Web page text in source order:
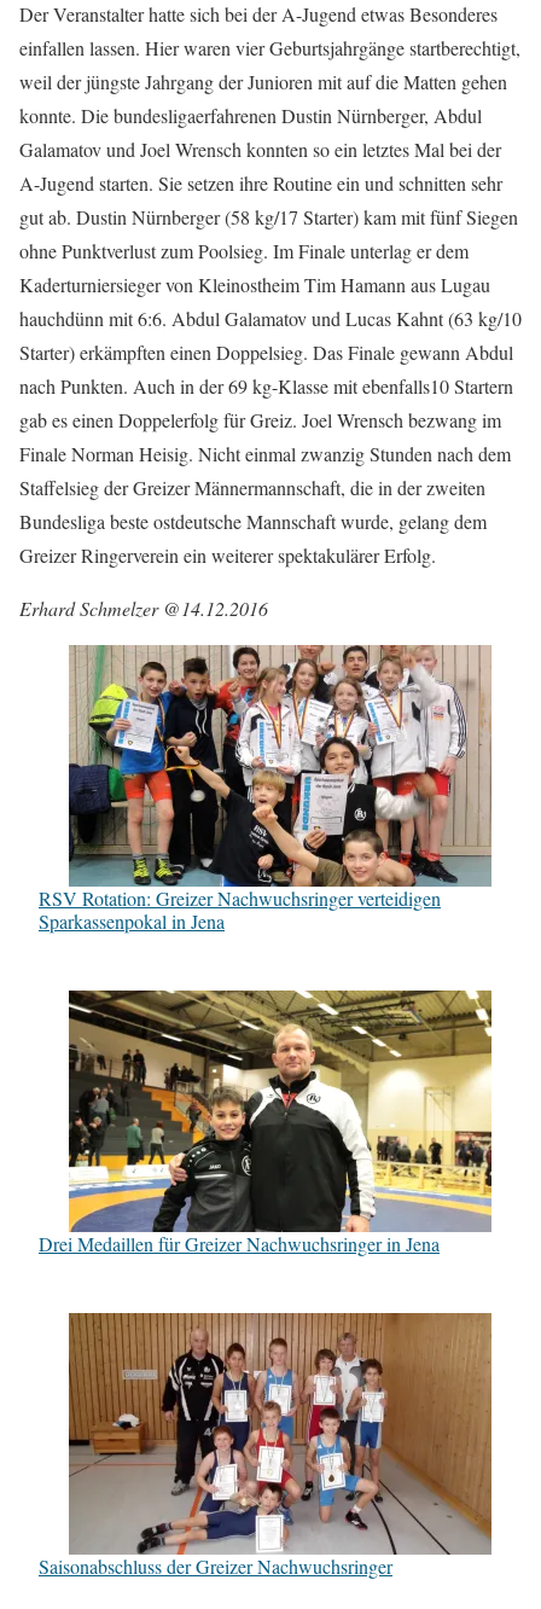
Der Veranstalter hatte sich bei der A-Jugend etwas Besonderes
einfallen lassen. Hier waren vier Geburtsjahrgänge startberechtigt,
weil der jüngste Jahrgang der Junioren mit auf die Matten gehen
konnte. Die bundesligaerfahrenen Dustin Nürnberger, Abdul
Galamatov und Joel Wrensch konnten so ein letztes Mal bei der
A-Jugend starten. Sie setzen ihre Routine ein und schnitten sehr
gut ab. Dustin Nürnberger (58 kg/17 Starter) kam mit fünf Siegen
ohne Punktverlust zum Poolsieg. Im Finale unterlag er dem
Kaderturniersieger von Kleinostheim Tim Hamann aus Lugau
hauchdünn mit 6:6. Abdul Galamatov und Lucas Kahnt (63 kg/10
Starter) erkämpften einen Doppelsieg. Das Finale gewann Abdul
nach Punkten. Auch in der 69 kg-Klasse mit ebenfalls10 Startern
gab es einen Doppelerfolg für Greiz. Joel Wrensch bezwang im
Finale Norman Heisig. Nicht einmal zwanzig Stunden nach dem
Staffelsieg der Greizer Männermannschaft, die in der zweiten
Bundesliga beste ostdeutsche Mannschaft wurde, gelang dem
Greizer Ringerverein ein weiterer spektakulärer Erfolg.
Erhard Schmelzer @14.12.2016
RSV Rotation: Greizer Nachwuchsringer verteidigen
Sparkassenpokal in Jena
Drei Medaillen für Greizer Nachwuchsringer in Jena
Saisonabschluss der Greizer Nachwuchsringer